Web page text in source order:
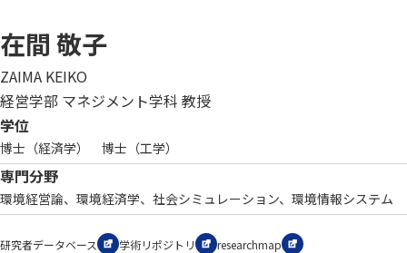
在間 敬子
ZAIMA KEIKO
経営学部 マネジメント学科 教授
学位
博士（経済学） 博士（工学）
専門分野
環境経営論、環境経済学、社会シミュレーション、環境情報システム
研究者データベース 学術リポジトリ researchmap